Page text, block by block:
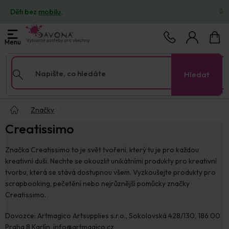
obsah
Děti bez mobilu.
Hledat
košík
Značky
Creatissimo
Značka Creatissimo to je svět tvoření, který tu je pro každou
kreativní duši. Nechte se okouzlit unikátními produkty pro kreativní
tvorbu, která se stává dostupnou všem. Vyzkoušejte produkty pro
scrapbooking, pečetění nebo nejrůznější pomůcky značky
Creatissimo.
Dovozce: Artmagico Artsupplies s.r.o., Sokolovská 428/130, 186 00
Praha 8 Karlín, info@artmagico.cz